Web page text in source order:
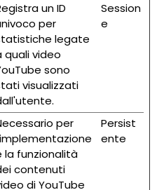
un ID
per
legate
quali video
sono
visualizzati
Session
e
per
la funzionalità
contenuti
di YouTube
Persist
ente